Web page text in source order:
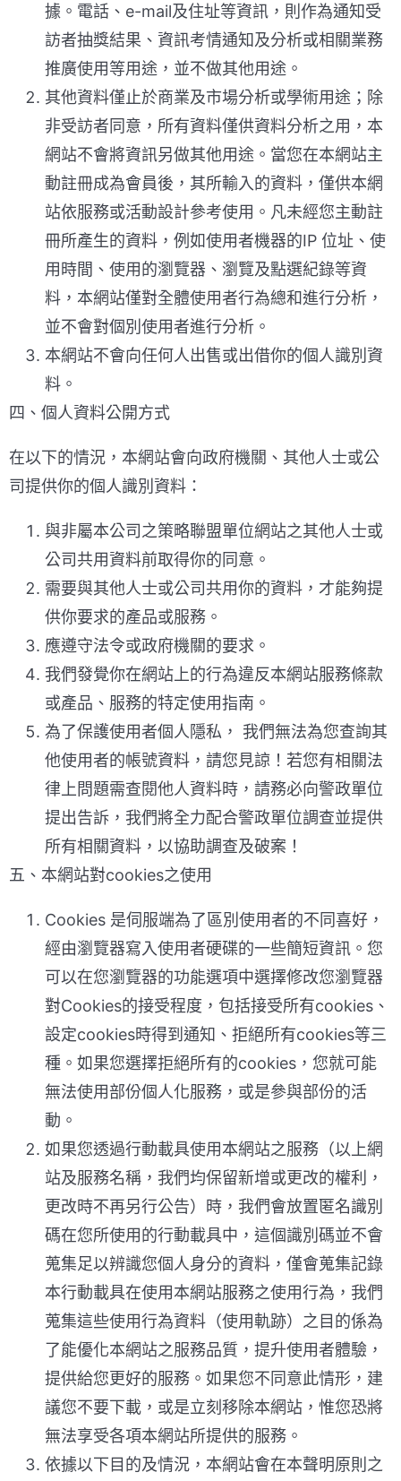
據。電話、e-mail及住址等資訊，則作為通知受
訪者抽獎結果、資訊考情通知及分析或相關業務
推廣使用等用途，並不做其他用途。
其他資料僅止於商業及市場分析或學術用途；除
非受訪者同意，所有資料僅供資料分析之用，本
網站不會將資訊另做其他用途。當您在本網站主
動註冊成為會員後，其所輸入的資料，僅供本網
站依服務或活動設計參考使用。凡未經您主動註
冊所產生的資料，例如使用者機器的IP 位址、使
用時間、使用的瀏覽器、瀏覽及點選紀錄等資
料，本網站僅對全體使用者行為總和進行分析，
並不會對個別使用者進行分析。
本網站不會向任何人出售或出借你的個人識別資
料。
四、個人資料公開方式
在以下的情況，本網站會向政府機關、其他人士或公
司提供你的個人識別資料：
與非屬本公司之策略聯盟單位網站之其他人士或
公司共用資料前取得你的同意。
需要與其他人士或公司共用你的資料，才能夠提
供你要求的產品或服務。
應遵守法令或政府機關的要求。
我們發覺你在網站上的行為違反本網站服務條款
或產品、服務的特定使用指南。
為了保護使用者個人隱私， 我們無法為您查詢其
他使用者的帳號資料，請您見諒！若您有相關法
律上問題需查閱他人資料時，請務必向警政單位
提出告訴，我們將全力配合警政單位調查並提供
所有相關資料，以協助調查及破案！
五、本網站對cookies之使用
Cookies 是伺服端為了區別使用者的不同喜好，
經由瀏覽器寫入使用者硬碟的一些簡短資訊。您
可以在您瀏覽器的功能選項中選擇修改您瀏覽器
對Cookies的接受程度，包括接受所有cookies、
設定cookies時得到通知、拒絕所有cookies等三
種。如果您選擇拒絕所有的cookies，您就可能
無法使用部份個人化服務，或是參與部份的活
動。
如果您透過行動載具使用本網站之服務（以上網
站及服務名稱，我們均保留新增或更改的權利，
更改時不再另行公告）時，我們會放置匿名識別
碼在您所使用的行動載具中，這個識別碼並不會
蒐集足以辨識您個人身分的資料，僅會蒐集記錄
本行動載具在使用本網站服務之使用行為，我們
蒐集這些使用行為資料（使用軌跡）之目的係為
了能優化本網站之服務品質，提升使用者體驗，
提供給您更好的服務。如果您不同意此情形，建
議您不要下載，或是立刻移除本網站，惟您恐將
無法享受各項本網站所提供的服務。
依據以下目的及情況，本網站會在本聲明原則之